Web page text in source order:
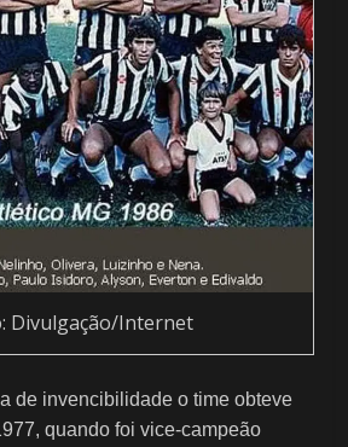
Divulgação/Internet
de invencibilidade o time obteve
quando foi vice-campeão